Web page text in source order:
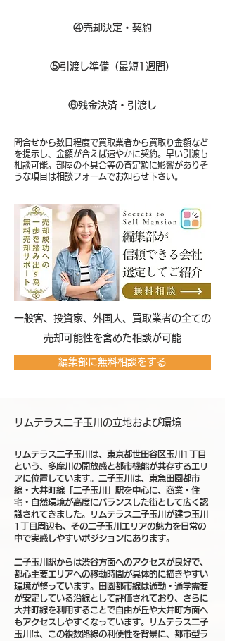
④売却決定・契約
⑤引渡し準備（最短1週間）
⑥残金決済・引渡し
問合せから数日程度で買取業者から買取り金額など
を提示し、金額が合えば速やかに契約。早い引渡も
相談可能。部屋の不具合等の査定額に影響がありそ
うな項目は相談フォームでお知らせ下さい。
​一般客、投資家、外国人、買取業者の全ての
売却可能性を含めた相談が可能
編集部に無料相談をする
リムテラス二子玉川の立地および環境
リムテラス二子玉川は、東京都世田谷区玉川1丁目
という、多摩川の開放感と都市機能が共存するエリ
アに位置しています。二子玉川は、東急田園都市
線・大井町線「二子玉川」駅を中心に、商業・住
宅・自然環境が高度にバランスした街として広く認
識されてきました。リムテラス二子玉川が建つ玉川
1丁目周辺も、その二子玉川エリアの魅力を日常の
中で実感しやすいポジションにあります。
二子玉川駅からは渋谷方面へのアクセスが良好で、
都心主要エリアへの移動時間が具体的に描きやすい
環境が整っています。田園都市線は通勤・通学需要
が安定している沿線として評価されており、さらに
大井町線を利用することで自由が丘や大井町方面へ
もアクセスしやすくなっています。リムテラス二子
玉川は、この複数路線の利便性を背景に、都市型ラ